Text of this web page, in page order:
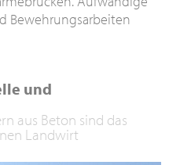
Bewehrungsarbeiten
und
aus Beton sind das
Landwirt